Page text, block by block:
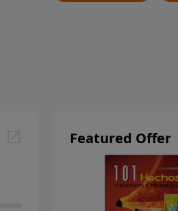
Featured Offer